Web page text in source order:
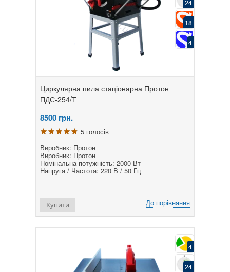
24
18
4
Циркулярна пила стаціонарна Протон
ПДС-254/Т
8500 грн.
5 голосів
Виробник: Протон
Виробник: Протон
Номінальна потужність: 2000 Вт
Напруга / Частота: 220 В / 50 Гц
До порівняння
Купити
4
24